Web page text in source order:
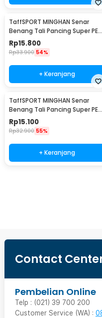
TaffSPORT MINGHAN Senar
Benang Tali Pancing Super PE
Braided Line 100M 0.8 - X4
Rp15.800
Rp33.900 54%
+ Keranjang
TaffSPORT MINGHAN Senar
Benang Tali Pancing Super PE
Braided Line 100M 2.0 - X4
Rp15.100
Rp32.900 55%
+ Keranjang
Contact
Pembelian Online
Telp : (021) 39 700 200
Customer Service (WA) :